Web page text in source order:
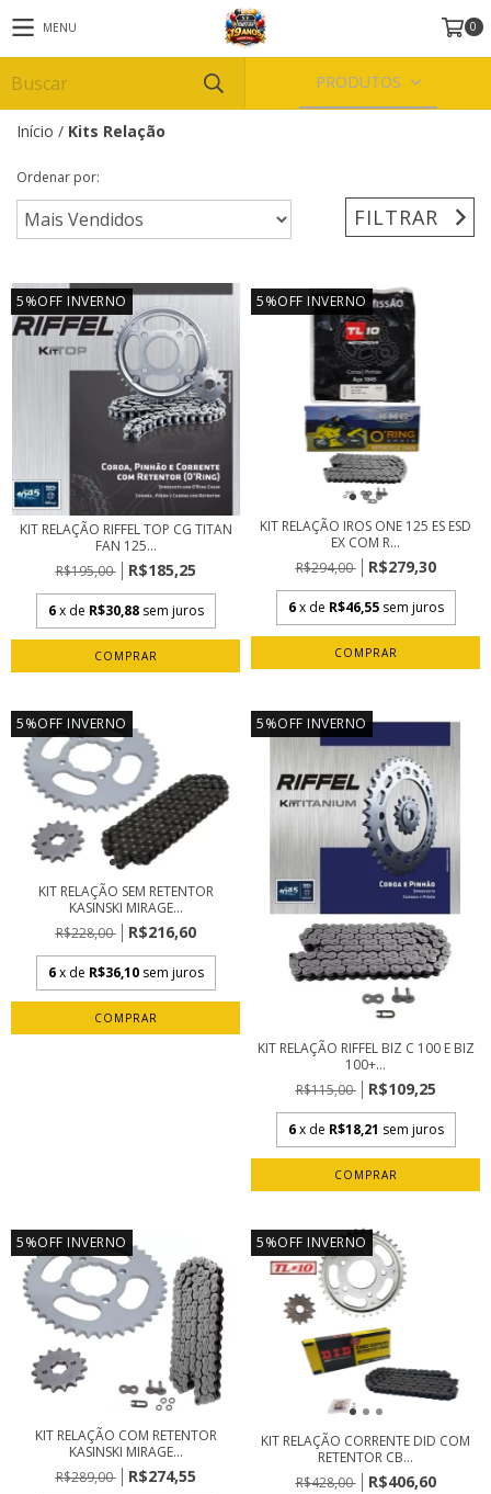
MENU 0
PRODUTOS
Início / Kits Relação
Ordenar por:
FILTRAR
5%OFF INVERNO
KIT RELAÇÃO RIFFEL TOP CG TITAN
FAN 125...
R$195,00
R$185,25
6 x de R$30,88 sem juros
5%OFF INVERNO
KIT RELAÇÃO IROS ONE 125 ES ESD
EX COM R...
R$294,00
R$279,30
6 x de R$46,55 sem juros
5%OFF INVERNO
KIT RELAÇÃO SEM RETENTOR
KASINSKI MIRAGE...
R$228,00
R$216,60
6 x de R$36,10 sem juros
5%OFF INVERNO
KIT RELAÇÃO RIFFEL BIZ C 100 E BIZ
100+...
R$115,00
R$109,25
6 x de R$18,21 sem juros
5%OFF INVERNO
KIT RELAÇÃO COM RETENTOR
KASINSKI MIRAGE...
R$289,00
R$274,55
5%OFF INVERNO
KIT RELAÇÃO CORRENTE DID COM
RETENTOR CB...
R$428,00
R$406,60